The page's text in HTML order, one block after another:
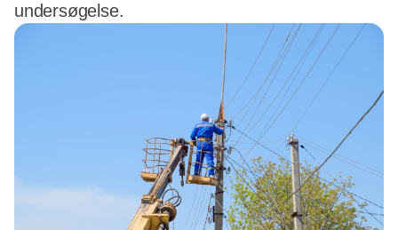
undersøgelse.